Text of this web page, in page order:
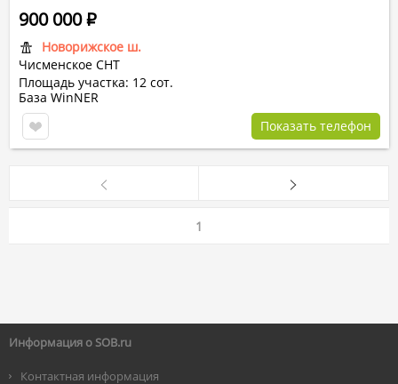
Новорижское ш.
Чисменское СНТ
Площадь участка: 12 сот.
900 000Р
База WinNER
Показать телефон
1
Информация о SOB.ru
Контактная информация